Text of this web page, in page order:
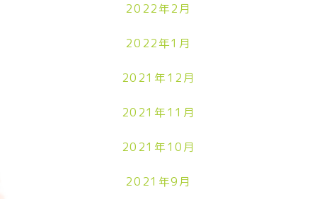
2022年2月
2022年1月
2021年12月
2021年11月
2021年10月
2021年9月